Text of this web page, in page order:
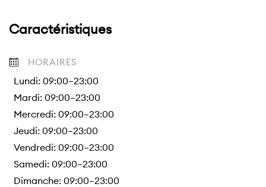
Caractéristiques
HORAIRES
Lundi: 09:00–23:00
Mardi: 09:00–23:00
Mercredi: 09:00–23:00
Jeudi: 09:00–23:00
Vendredi: 09:00–23:00
Samedi: 09:00–23:00
Dimanche: 09:00–23:00